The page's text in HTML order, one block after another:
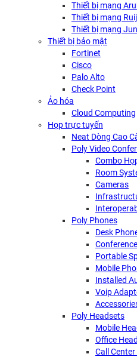
Thiết bị mạng
Thiết bị mạng
Thiết bị mạng
Thiết bị bảo mật
Fortinet
Cisco
Palo Alto
Check Point
Ảo hóa
Cloud Computing
Họp trực tuyến
Neat Dòng Cao
Poly Video
Combo
Room
Cameras
Poly Phones
Desk
Portable
Mobile
Installed
Voip
Poly Headsets
Mobile
Office
Call